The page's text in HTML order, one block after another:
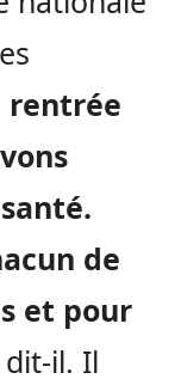
rentrée
de
et pour
dit-il. Il